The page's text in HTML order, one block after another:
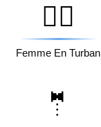
👳‍♀️
Femme En Turban
🤵